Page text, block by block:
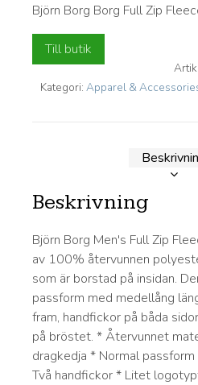
Björn Borg Borg Full Zip
Till butik
Lägg till i
Kategori: Apparel &
Beskrivning
Björn Borg Men's Full Zip
av 100% återvunnen
som är borstad på insidan.
passform med medellång
fram, handfickor på båda
på bröstet. * Återvunnet
dragkedja * Normal
Två handfickor * Litet